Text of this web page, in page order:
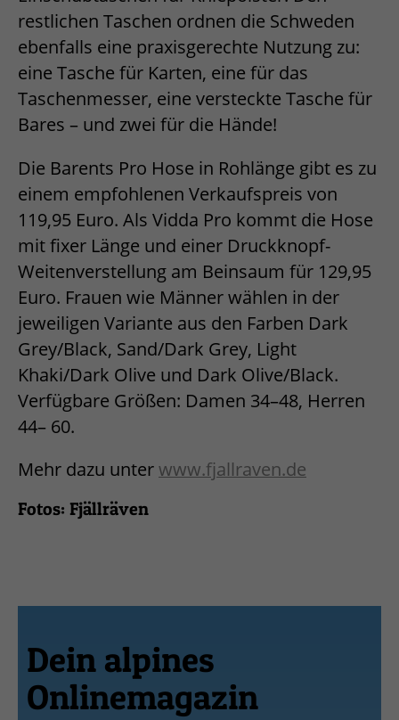
restlichen Taschen ordnen die Schweden
ebenfalls eine praxisgerechte Nutzung zu:
eine Tasche für Karten, eine für das
Taschenmesser, eine versteckte Tasche für
Bares – und zwei für die Hände!
Die Barents Pro Hose in Rohlänge gibt es zu
einem empfohlenen Verkaufspreis von
119,95 Euro. Als Vidda Pro kommt die Hose
mit fixer Länge und einer Druckknopf-
Weitenverstellung am Beinsaum für 129,95
Euro. Frauen wie Männer wählen in der
jeweiligen Variante aus den Farben Dark
Grey/Black, Sand/Dark Grey, Light
Khaki/Dark Olive und Dark Olive/Black.
Verfügbare Größen: Damen 34–48, Herren
44– 60.
Mehr dazu unterwww.fjallraven.de
Fotos: Fjällräven
Dein alpines
Onlinemagazin